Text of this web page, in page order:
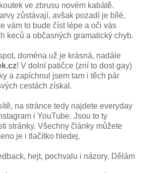
ve zbrusu novém kabátě.
zůstávají, avšak pozadí je bílé,
vám to bude číst lépe a oči vás
keců a občasných gramatický chyb.
doména už je krásná, nadále
! V dolní patičce (zní to dost gay)
a zapíchnul jsem tam i těch pár
cestách získal.
na stránce tedy najdete everyday
i YouTube. Jsou to ty
stránky. Všechny články můžete
je i tlačítko hledej.
hejt, pochvalu i názory. Dělám